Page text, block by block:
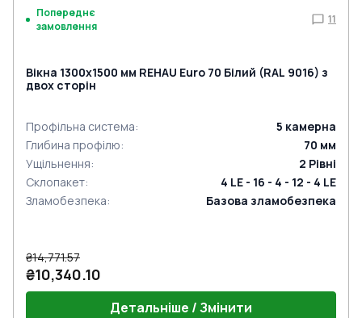
Попереднє
замовлення
11
Вікна 1300x1500 мм REHAU Euro 70 Білий (RAL 9016) з
двох сторін
Профільна система: 5 камерна
Глибина профілю: 70 мм
Ущільнення: 2 Рівні
Склопакет:
4 LE - 16 - 4 - 12 - 4 LE
Зламобезпека: Базова зламобезпека
₴14,771.57
₴10,340.10
Детальніше / Змінити